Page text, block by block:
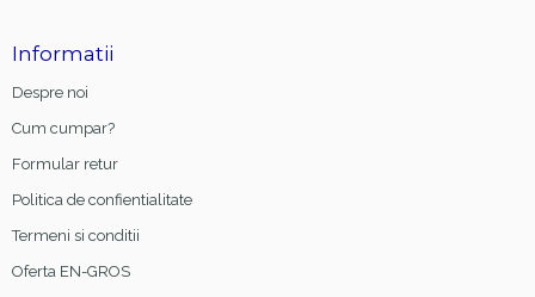
Informatii
Despre noi
Cum cumpar?
Formular retur
Politica de confientialitate
Termeni si conditii
Oferta EN-GROS